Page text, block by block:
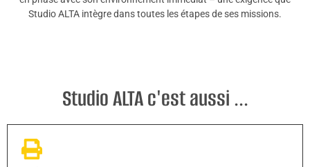
Studio ALTA intègre dans toutes les étapes de ses missions.
Studio ALTA c'est aussi ...